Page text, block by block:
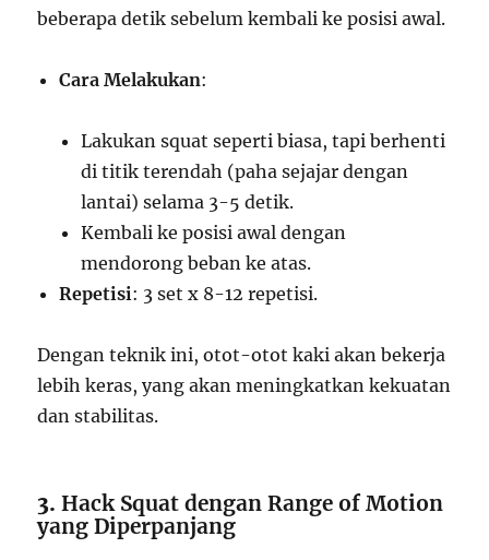
beberapa detik sebelum kembali ke posisi awal.
Cara Melakukan:
Lakukan squat seperti biasa, tapi berhenti
di titik terendah (paha sejajar dengan
lantai) selama 3-5 detik.
Kembali ke posisi awal dengan
mendorong beban ke atas.
Repetisi: 3 set x 8-12 repetisi.
Dengan teknik ini, otot-otot kaki akan bekerja
lebih keras, yang akan meningkatkan kekuatan
dan stabilitas.
3.Hack Squat dengan Range of Motion
yang Diperpanjang